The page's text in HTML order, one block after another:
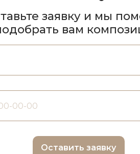
Оставить заявку
заявку и мы
вам